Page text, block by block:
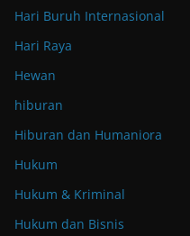
Hari Buruh Internasional
Hari Raya
Hewan
hiburan
Hiburan dan Humaniora
Hukum
Hukum & Kriminal
Hukum dan Bisnis